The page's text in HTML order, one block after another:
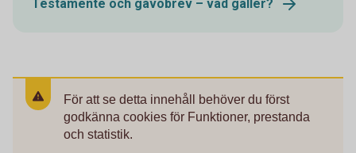
Testamente och gåvobrev – vad gäller?
För att se detta innehåll behöver du först
godkänna cookies för Funktioner, prestanda
och statistik.